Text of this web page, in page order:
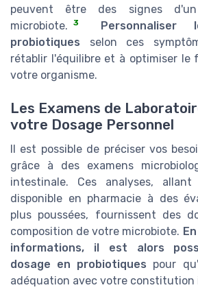
peuvent être des signes
microbiote.
3
probiotiques selon ces
rétablir l'équilibre et à optimiser le
votre organisme.
Les Examens de
votre Dosage Personnel
Il est possible de préciser vos
grâce à des examens
intestinale. Ces analyses,
disponible en pharmacie à des
plus poussées, fournissent des
composition de votre microbiote.
informations, il est alors
dosage en probiotiques pour
adéquation avec votre constitution